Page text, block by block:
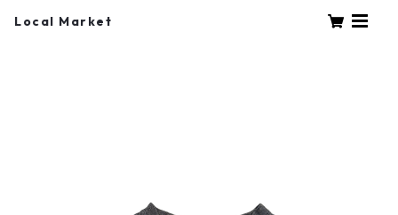
Local Market